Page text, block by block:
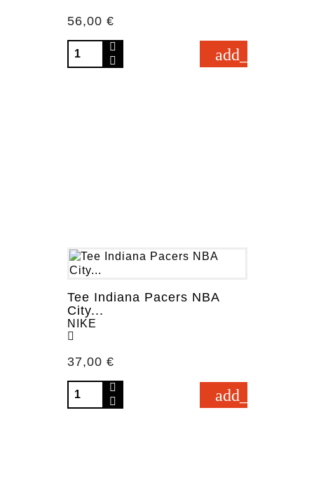
Prezzo
56,00 €
Tee Indiana Pacers NBA
City...
NIKE
Prezzo
37,00 €